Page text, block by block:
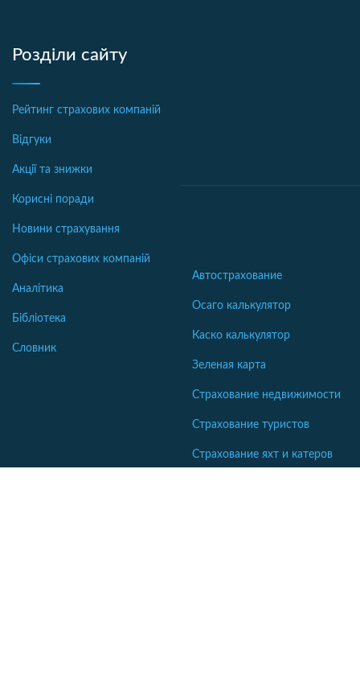
Розділи сайту
Рейтинг страхових компаній
Відгуки
Акції та знижки
Корисні поради
Новини страхування
Офіси страхових компаній
Аналітика
Бібліотека
Словник
Автострахование
Осаго калькулятор
Каско калькулятор
Зеленая карта
Страхование недвижимости
Страхование туристов
Страхование яхт и катеров